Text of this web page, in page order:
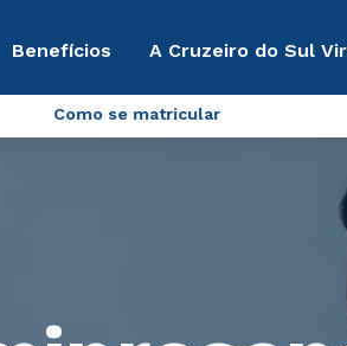
Benefícios A Cruzeiro do Sul
Como se matricular